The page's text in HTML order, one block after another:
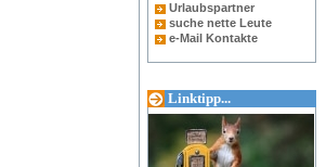
Urlaubspartner
suche nette Leute
e-Mail Kontakte
Linktipp...